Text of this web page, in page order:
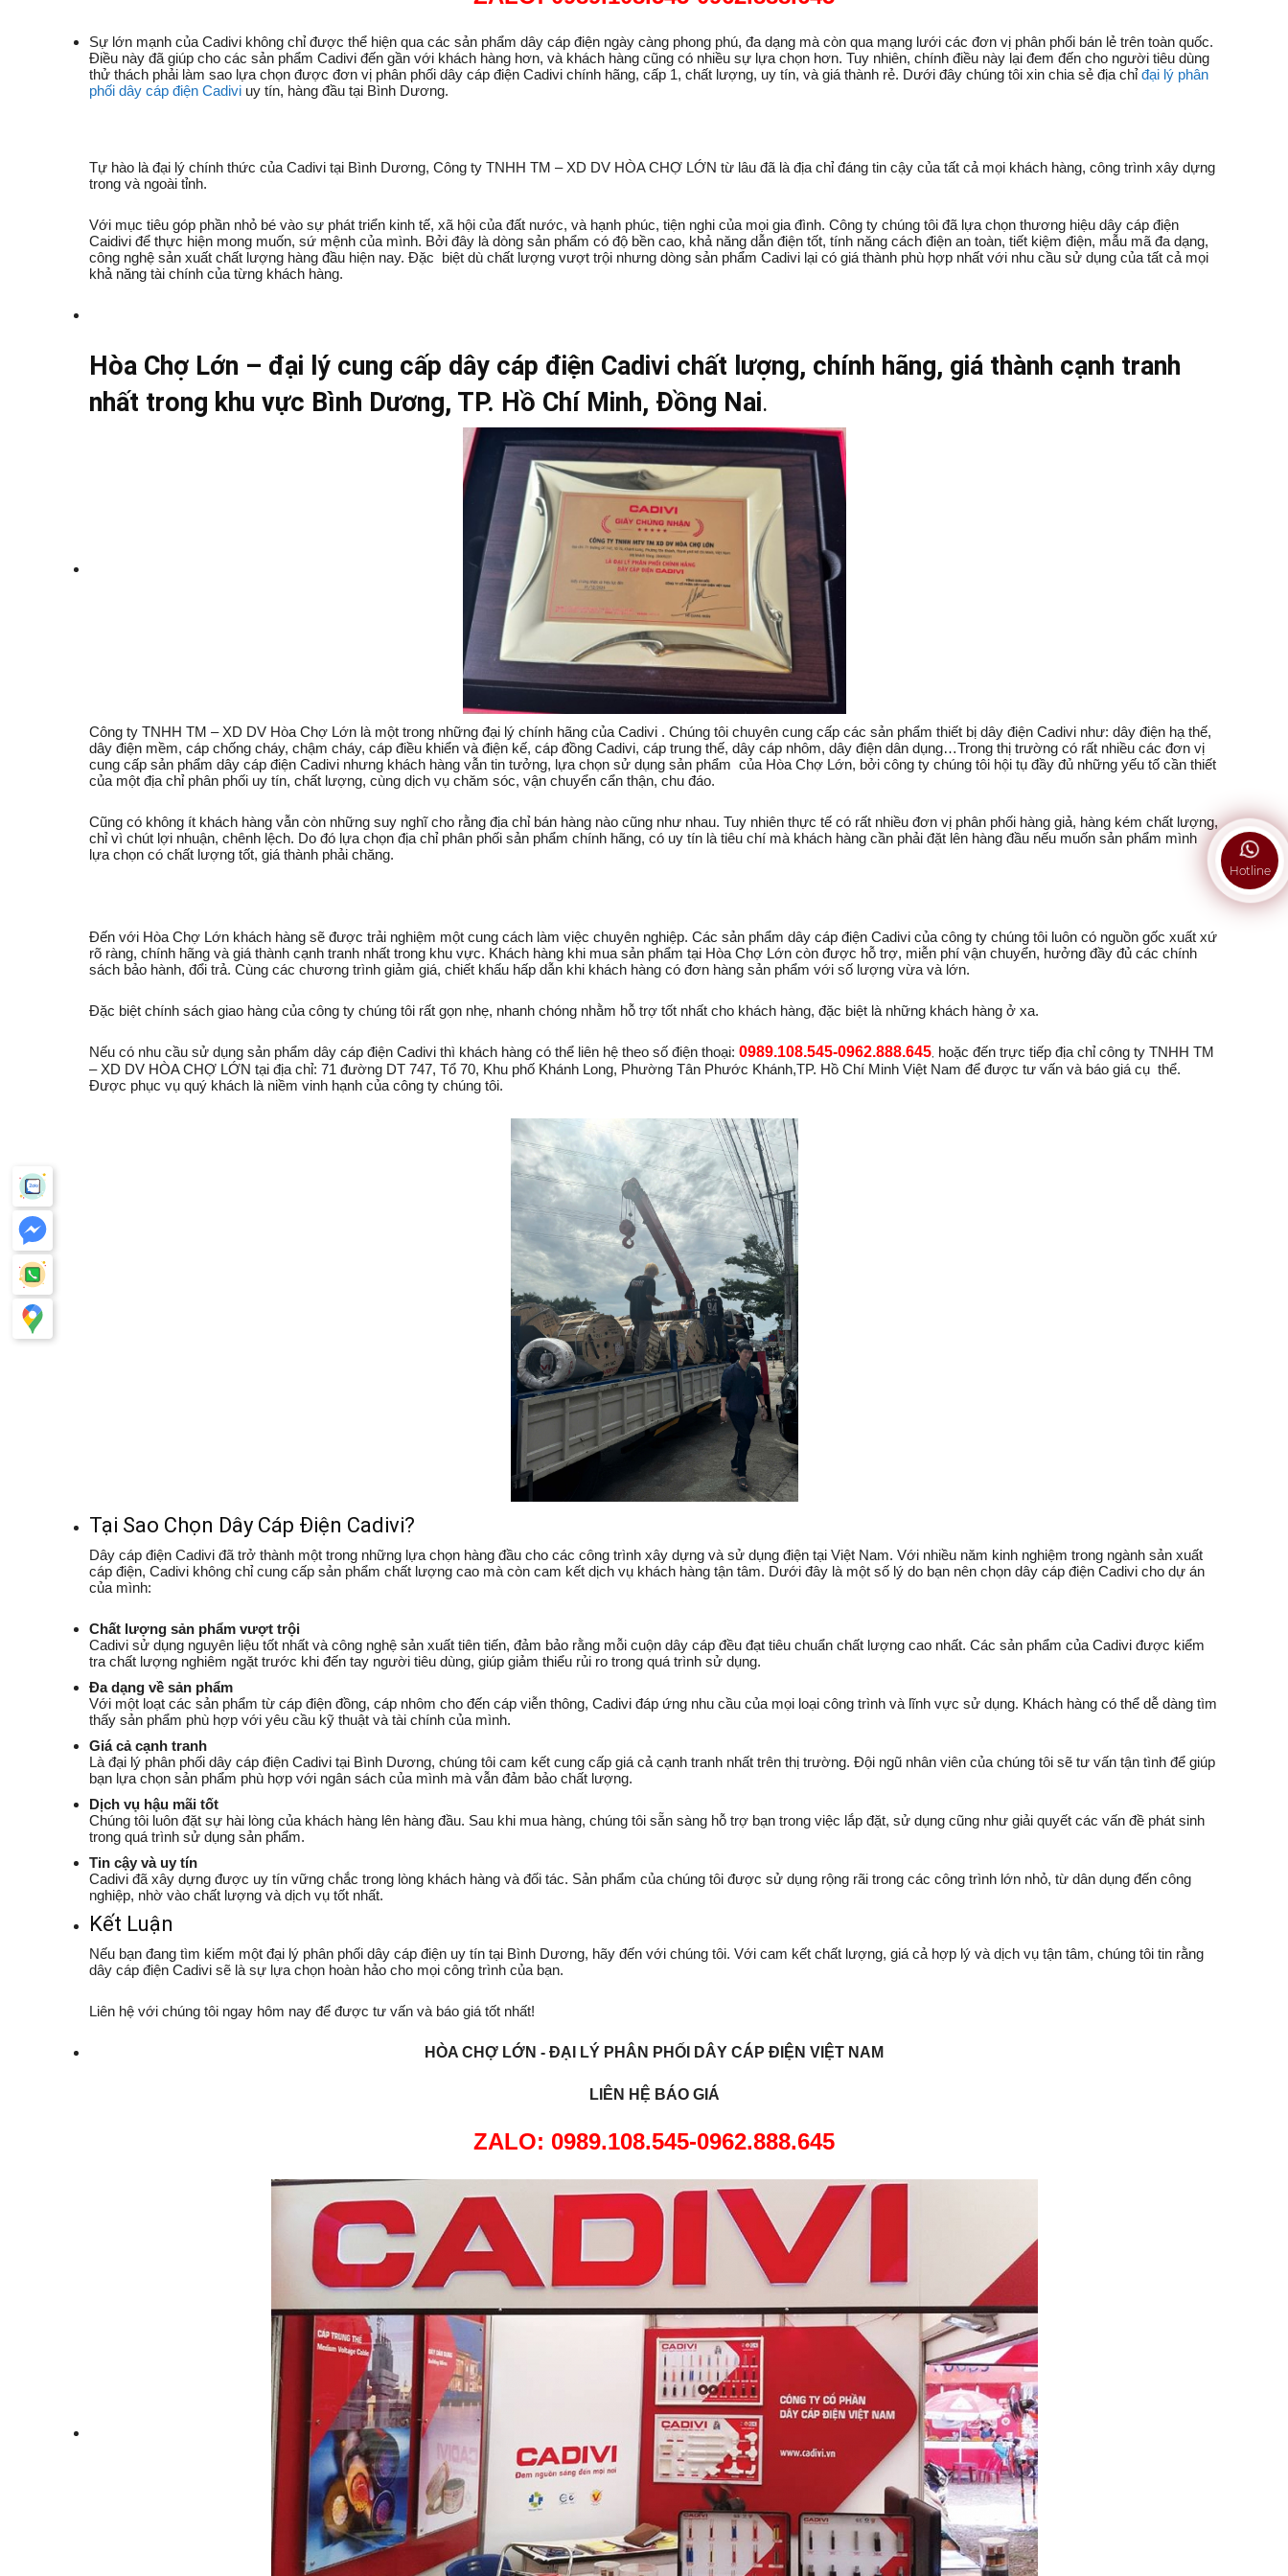
Sự lớn mạnh của Cadivi không chỉ được thể hiện qua các sản phẩm dây cáp điện ngày càng phong phú, đa dạng mà còn qua mạng lưới các đơn vị phân phối bán lẻ trên toàn quốc.
Điều này đã giúp cho các sản phẩm Cadivi đến gần với khách hàng hơn, và khách hàng cũng có nhiều sự lựa chọn hơn. Tuy nhiên, chính điều này lại đem đến cho người tiêu dùng
thử thách phải làm sao lựa chọn được đơn vị phân phối dây cáp điện Cadivi chính hãng, cấp 1, chất lượng, uy tín, và giá thành rẻ. Dưới đây chúng tôi xin chia sẻ địa chỉđại lý phân
phối dây cáp điện Cadivi uy tín, hàng đầu tại Bình Dương.
Tự hào là đại lý chính thức của Cadivi tại Bình Dương, Công ty TNHH TM – XD DV HÒA CHỢ LỚN từ lâu đã là địa chỉ đáng tin cậy của tất cả mọi khách hàng, công trình xây dựng
trong và ngoài tỉnh.
Với mục tiêu góp phần nhỏ bé vào sự phát triển kinh tế, xã hội của đất nước, và hạnh phúc, tiện nghi của mọi gia đình. Công ty chúng tôi đã lựa chọn thương hiệu dây cáp điện
Caidivi để thực hiện mong muốn, sứ mệnh của mình. Bởi đây là dòng sản phẩm có độ bền cao, khả năng dẫn điện tốt, tính năng cách điện an toàn, tiết kiệm điện, mẫu mã đa dạng,
công nghệ sản xuất chất lượng hàng đầu hiện nay. Đặc biệt dù chất lượng vượt trội nhưng dòng sản phẩm Cadivi lại có giá thành phù hợp nhất với nhu cầu sử dụng của tất cả mọi
khả năng tài chính của từng khách hàng.
Hòa Chợ Lớn – đại lý cung cấp dây cáp điện Cadivi chất lượng, chính hãng, giá thành cạnh tranh
nhất trong khu vực Bình Dương, TP. Hồ Chí Minh, Đồng Nai.
Công ty TNHH TM – XD DV Hòa Chợ Lớn là một trong những đại lý chính hãng của Cadivi . Chúng tôi chuyên cung cấp các sản phẩm thiết bị dây điện Cadivi như: dây điện hạ thế,
dây điện mềm, cáp chống cháy, chậm cháy, cáp điều khiển và điện kế, cáp đồng Cadivi, cáp trung thế, dây cáp nhôm, dây điện dân dụng…Trong thị trường có rất nhiều các đơn vị
cung cấp sản phẩm dây cáp điện Cadivi nhưng khách hàng vẫn tin tưởng, lựa chọn sử dụng sản phẩm của Hòa Chợ Lớn, bởi công ty chúng tôi hội tụ đầy đủ những yếu tố cần thiết
của một địa chỉ phân phối uy tín, chất lượng, cùng dịch vụ chăm sóc, vận chuyển cẩn thận, chu đáo.
Cũng có không ít khách hàng vẫn còn những suy nghĩ cho rằng địa chỉ bán hàng nào cũng như nhau. Tuy nhiên thực tế có rất nhiều đơn vị phân phối hàng giả, hàng kém chất lượng,
chỉ vì chút lợi nhuận, chênh lệch. Do đó lựa chọn địa chỉ phân phối sản phẩm chính hãng, có uy tín là tiêu chí mà khách hàng cần phải đặt lên hàng đầu nếu muốn sản phẩm mình
lựa chọn có chất lượng tốt, giá thành phải chăng.
Đến với Hòa Chợ Lớn khách hàng sẽ được trải nghiệm một cung cách làm việc chuyên nghiệp. Các sản phẩm dây cáp điện Cadivi của công ty chúng tôi luôn có nguồn gốc xuất xứ
rõ ràng, chính hãng và giá thành cạnh tranh nhất trong khu vực. Khách hàng khi mua sản phẩm tại Hòa Chợ Lớn còn được hỗ trợ, miễn phí vận chuyển, hưởng đầy đủ các chính
sách bảo hành, đổi trả. Cùng các chương trình giảm giá, chiết khấu hấp dẫn khi khách hàng có đơn hàng sản phẩm với số lượng vừa và lớn.
Đặc biệt chính sách giao hàng của công ty chúng tôi rất gọn nhẹ, nhanh chóng nhằm hỗ trợ tốt nhất cho khách hàng, đặc biệt là những khách hàng ở xa.
Nếu có nhu cầu sử dụng sản phẩm dây cáp điện Cadivi thì khách hàng có thể liên hệ theo số điện thoại: 0989.108.545-0962.888.645 hoặc đến trực tiếp địa chỉ công ty TNHH TM
– XD DV HÒA CHỢ LỚN tại địa chỉ: 71 đường DT 747, Tổ 70, Khu phố Khánh Long, Phường Tân Phước Khánh,TP. Hồ Chí Minh Việt Nam để được tư vấn và báo giá cụ thể.
Được phục vụ quý khách là niềm vinh hạnh của công ty chúng tôi.
Tại Sao Chọn Dây Cáp Điện Cadivi?
Dây cáp điện Cadivi đã trở thành một trong những lựa chọn hàng đầu cho các công trình xây dựng và sử dụng điện tại Việt Nam. Với nhiều năm kinh nghiệm trong ngành sản xuất
cáp điện, Cadivi không chỉ cung cấp sản phẩm chất lượng cao mà còn cam kết dịch vụ khách hàng tận tâm. Dưới đây là một số lý do bạn nên chọn dây cáp điện Cadivi cho dự án
của mình:
Chất lượng sản phẩm vượt trội
Cadivi sử dụng nguyên liệu tốt nhất và công nghệ sản xuất tiên tiến, đảm bảo rằng mỗi cuộn dây cáp đều đạt tiêu chuẩn chất lượng cao nhất. Các sản phẩm của Cadivi được kiểm
tra chất lượng nghiêm ngặt trước khi đến tay người tiêu dùng, giúp giảm thiểu rủi ro trong quá trình sử dụng.
Đa dạng về sản phẩm
Với một loạt các sản phẩm từ cáp điện đồng, cáp nhôm cho đến cáp viễn thông, Cadivi đáp ứng nhu cầu của mọi loại công trình và lĩnh vực sử dụng. Khách hàng có thể dễ dàng tìm
thấy sản phẩm phù hợp với yêu cầu kỹ thuật và tài chính của mình.
Giá cả cạnh tranh
Là đại lý phân phối dây cáp điện Cadivi tại Bình Dương, chúng tôi cam kết cung cấp giá cả cạnh tranh nhất trên thị trường. Đội ngũ nhân viên của chúng tôi sẽ tư vấn tận tình để giúp
bạn lựa chọn sản phẩm phù hợp với ngân sách của mình mà vẫn đảm bảo chất lượng.
Dịch vụ hậu mãi tốt
Chúng tôi luôn đặt sự hài lòng của khách hàng lên hàng đầu. Sau khi mua hàng, chúng tôi sẵn sàng hỗ trợ bạn trong việc lắp đặt, sử dụng cũng như giải quyết các vấn đề phát sinh
trong quá trình sử dụng sản phẩm.
Tin cậy và uy tín
Cadivi đã xây dựng được uy tín vững chắc trong lòng khách hàng và đối tác. Sản phẩm của chúng tôi được sử dụng rộng rãi trong các công trình lớn nhỏ, từ dân dụng đến công
nghiệp, nhờ vào chất lượng và dịch vụ tốt nhất.
Kết Luận
Nếu bạn đang tìm kiếm một đại lý phân phối dây cáp điện uy tín tại Bình Dương, hãy đến với chúng tôi. Với cam kết chất lượng, giá cả hợp lý và dịch vụ tận tâm, chúng tôi tin rằng
dây cáp điện Cadivi sẽ là sự lựa chọn hoàn hảo cho mọi công trình của bạn.
Liên hệ với chúng tôi ngay hôm nay để được tư vấn và báo giá tốt nhất!
HÒA CHỢ LỚN - ĐẠI LÝ PHÂN PHỐI DÂY CÁP ĐIỆN VIỆT NAM
LIÊN HỆ BÁO GIÁ
ZALO: 0989.108.545-0962.888.645
Hotline